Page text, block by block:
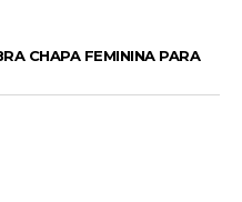
CHAPA FEMININA PARA